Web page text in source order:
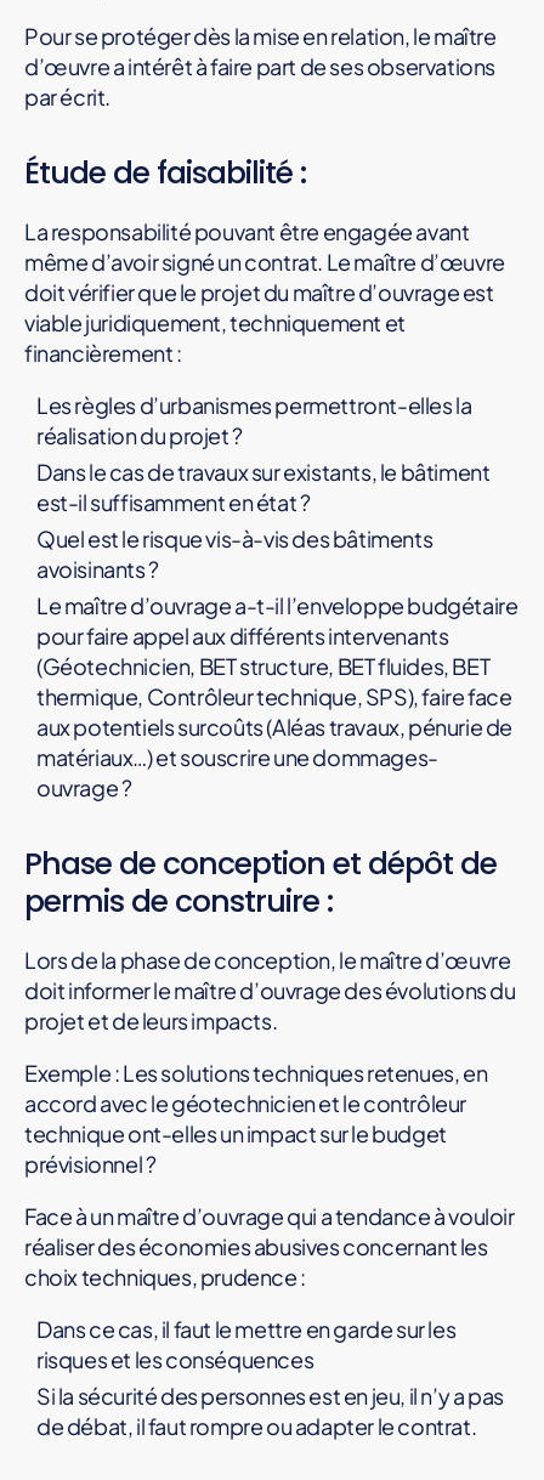
Pour se protéger dès la mise en relation, le maître
d’œuvre a intérêt à faire part de ses observations
par écrit.
Étude de faisabilité :
La responsabilité pouvant être engagée avant
même d’avoir signé un contrat. Le maître d’œuvre
doit vérifier que le projet du maître d’ouvrage est
viable juridiquement, techniquement et
financièrement :
Les règles d’urbanismes permettront-elles la
réalisation du projet ?
Dans le cas de travaux sur existants, le bâtiment
est-il suffisamment en état ?
Quel est le risque vis-à-vis des bâtiments
avoisinants ?
Le maître d’ouvrage a-t-il l’enveloppe budgétaire
pour faire appel aux différents intervenants
(Géotechnicien, BET structure, BET fluides, BET
thermique, Contrôleur technique, SPS), faire face
aux potentiels surcoûts (Aléas travaux, pénurie de
matériaux…) et souscrire une dommages-
ouvrage ?
Phase de conception et dépôt de
permis de construire :
Lors de la phase de conception, le maître d’œuvre
doit informer le maître d’ouvrage des évolutions du
projet et de leurs impacts.
Exemple : Les solutions techniques retenues, en
accord avec le géotechnicien et le contrôleur
technique ont-elles un impact sur le budget
prévisionnel ?
Face à un maître d’ouvrage qui a tendance à vouloir
réaliser des économies abusives concernant les
choix techniques, prudence :
Dans ce cas, il faut le mettre en garde sur les
risques et les conséquences
Si la sécurité des personnes est en jeu, il n’y a pas
de débat, il faut rompre ou adapter le contrat.